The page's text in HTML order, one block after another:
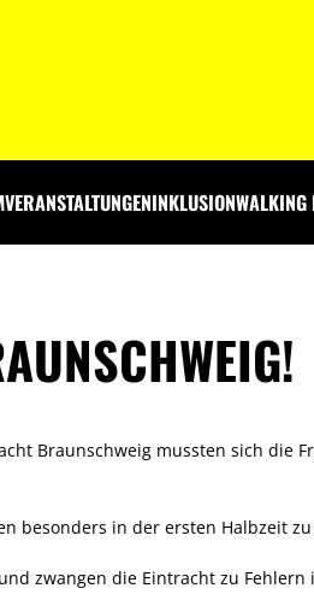
VERANSTALTUNGENINKLUSIONWALKING
Braunschweig mussten sich die
besonders in der ersten Halbzeit
zwangen die Eintracht zu Fehlern